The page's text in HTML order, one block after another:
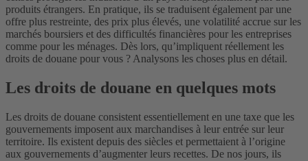
produits étrangers. En pratique, ils se traduisent également par une
offre plus restreinte, des prix plus élevés, une volatilité accrue sur les
marchés boursiers et des difficultés financières pour les entreprises
comme pour les ménages. Dès lors, qu’impliquent réellement les
droits de douane pour vous ? Analysons les choses plus en détail.
Les droits de douane en quelques mots
Les droits de douane consistent essentiellement en une taxe que les
gouvernements imposent aux marchandises à leur entrée sur leur
territoire. Ils existent depuis des siècles et permettaient à l’origine
aux gouvernements d’augmenter leurs recettes. De nos jours, ils